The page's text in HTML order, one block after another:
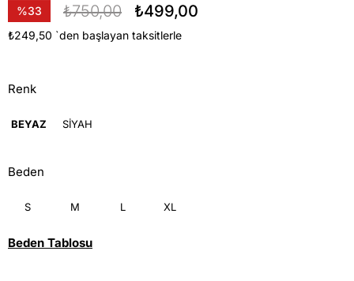
%33
İndirim
₺750,00 ₺499,00
₺249,50 `den başlayan taksitlerle
Renk
BEYAZ SİYAH
Beden
S M L XL
Beden Tablosu